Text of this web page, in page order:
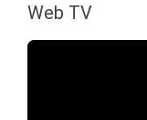
Web TV